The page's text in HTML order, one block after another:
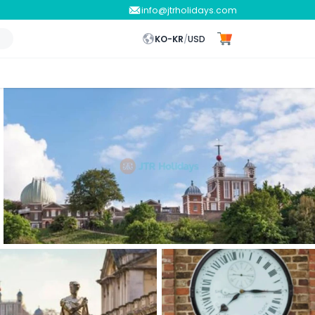
info@jtrholidays.com
KO-KR/USD